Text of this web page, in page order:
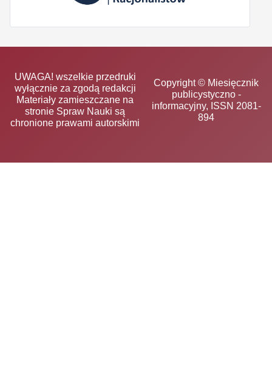
UWAGA! wszelkie przedruki
wyłącznie za zgodą redakcji
Materiały zamieszczane na
stronie Spraw Nauki są
chronione prawami autorskimi
Copyright © Miesięcznik
publicystyczno -
informacyjny, ISSN 2081-
894